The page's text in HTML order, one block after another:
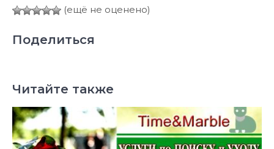
(ещё не оценено)
Поделиться
Читайте также